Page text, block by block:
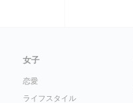
女子
恋愛
ライフスタイル